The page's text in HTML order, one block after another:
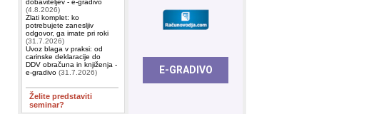
dobaviteljev - e-gradivo
(4.8.2026)
Zlati komplet: ko
potrebujete zanesljiv
odgovor, ga imate pri roki
(31.7.2026)
Uvoz blaga v praksi: od
carinske deklaracije do
DDV obračuna in knjiženja -
e-gradivo (31.7.2026)
Želite predstaviti
seminar?